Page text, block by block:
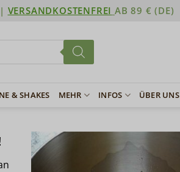
| VERSANDKOSTENFREI AB 89 € (DE)
& SHAKES MEHR INFOS ÜBER UNS